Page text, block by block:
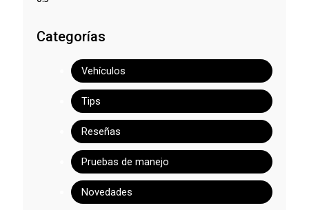
Categorías
Vehículos
Tips
Reseñas
Pruebas de manejo
Novedades